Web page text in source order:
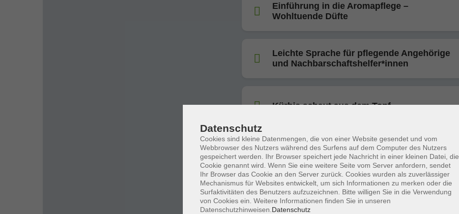
Einführung in die Aromapflege –
Wohltuende Düfte
Leichte Sprache für pflegende Angehörige
und Nachbarschaftshelfer*innen
Kürbis schaut aus dem Topf
Einführung in die Aromapflege –
Wohltuende Düfte
Mit Bewegung durch die Wechseljahre - mit
Qigong, Yoga und Meditation
Datenschutz
Cookies sind kleine Datenmengen, die von einer Website gesendet und vom
Webbrowser des Nutzers während des Surfens auf dem Computer des Nutzers
gespeichert werden. Ihr Browser speichert jede Nachricht in einer kleinen Datei, die
Cookie genannt wird. Wenn Sie eine weitere Seite vom Server anfordern, sendet
Ihr Browser das Cookie an den Server zurück. Cookies wurden als zuverlässiger
Mechanismus für Websites entwickelt, um sich Informationen zu merken oder die
Surfaktivitäten des Benutzers aufzuzeichnen. Bitte willigen Sie in die Verwendung
von Cookies ein. Weitere Informationen finden Sie in unseren
Datenschutzhinweisen. Datenschutz